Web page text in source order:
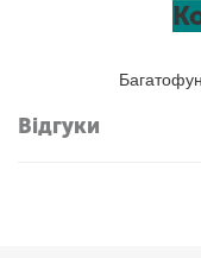
Відгуки